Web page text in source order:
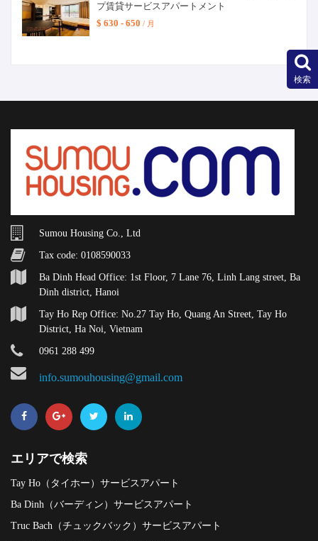
プ賃貸サービスアパートメント
$ 630 - 650 / 月
Sumou Housing Co., Ltd
Tax code: 0108590033
Ba Dinh Head Office: 1st Floor, 7 Lane 76, Linh Lang street, Ba
Dinh district, Hanoi
Tay Ho Rep Office: No.27 Tay Ho, Quang An Street, Tay Ho
District, Ha Noi, Vietnam
0961 288 499
info.sumouhousing@gmail.com
エリアで検索
Tay Ho（タイホー）サービスアパート
Ba Dinh（バーディン）サービスアパート
Truc Bach（チュックバック）サービスアパート
検索